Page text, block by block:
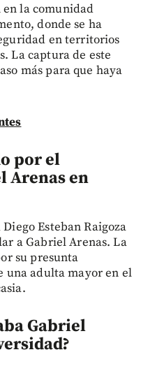
en la comunidad
donde se ha
en territorios
La captura de este
más para que haya
por el
Arenas en
Esteban Raigoza
a Gabriel Arenas. La
su presunta
una adulta mayor en el
Gabriel